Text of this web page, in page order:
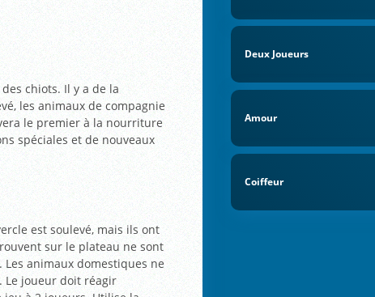
chiots. Il y a de la
les animaux de compagnie
le premier à la nourriture
spéciales et de nouveaux
est soulevé, mais ils ont
sur le plateau ne sont
animaux domestiques ne
Le joueur doit réagir
Deux Joueurs
Amour
Coiffeur